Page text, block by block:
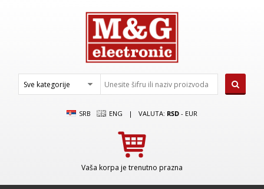
SRB ENG | VALUTA: RSD - EUR
Vaša korpa je trenutno prazna